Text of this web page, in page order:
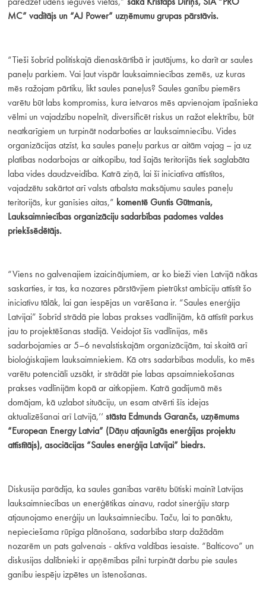
MC” vadītājs un “AJ Power” uzņēmumu grupas pārstāvis.
“Tieši šobrīd politiskajā dienaskārtībā ir jautājums, ko darīt ar saules
paneļu parkiem. Vai ļaut vispār lauksaimniecības zemēs, uz kuras
mēs ražojam pārtiku, likt saules paneļus? Saules ganību piemērs
varētu būt labs kompromiss, kura ietvaros mēs apvienojam īpašnieka
vēlmi un vajadzību nopelnīt, diversificēt riskus un ražot elektrību, būt
neatkarīgiem un turpināt nodarboties ar lauksaimniecību. Vides
organizācijas atzīst, ka saules paneļu parkus ar aitām vajag – ja uz
platības nodarbojas ar aitkopību, tad šajās teritorijās tiek saglabāta
laba vides daudzveidība. Katrā ziņā, lai šī iniciatīva attīstītos,
vajadzētu sakārtot arī valsts atbalsta maksājumu saules paneļu
teritorijās, kur ganīsies aitas,” komentē Guntis Gūtmanis,
Lauksaimniecības organizāciju sadarbības padomes valdes
priekšsēdētājs.
“Viens no galvenajiem izaicinājumiem, ar ko bieži vien Latvijā nākas
saskarties, ir tas, ka nozares pārstāvjiem pietrūkst ambīciju attīstīt šo
iniciatīvu tālāk, lai gan iespējas un varēšana ir. “Saules enerģija
Latvijai” šobrīd strādā pie labas prakses vadlīnijām, kā attīstīt parkus
jau to projektēšanas stadijā. Veidojot šīs vadlīnijas, mēs
sadarbojamies ar 5–6 nevalstiskajām organizācijām, tai skaitā arī
bioloģiskajiem lauksaimniekiem. Kā otrs sadarbības modulis, ko mēs
varētu potenciāli uzsākt, ir strādāt pie labas apsaimniekošanas
prakses vadlīnijām kopā ar aitkopjiem. Katrā gadījumā mēs
domājam, kā uzlabot situāciju, un esam atvērti šīs idejas
aktualizēšanai arī Latvijā,’’ stāsta Edmunds Garančs, uzņēmums
“European Energy Latvia” (Dāņu atjaunīgās enerģijas projektu
attīstītājs), asociācijas “Saules enerģija Latvijai” biedrs.
Diskusija parādīja, ka saules ganības varētu būtiski mainīt Latvijas
lauksaimniecības un enerģētikas ainavu, radot sinerģiju starp
atjaunojamo enerģiju un lauksaimniecību. Taču, lai to panāktu,
nepieciešama rūpīga plānošana, sadarbība starp dažādām
nozarēm un pats galvenais - aktīva valdības iesaiste. “Balticovo” un
diskusijas dalībnieki ir apņēmības pilni turpināt darbu pie saules
ganību iespēju izpētes un īstenošanas.